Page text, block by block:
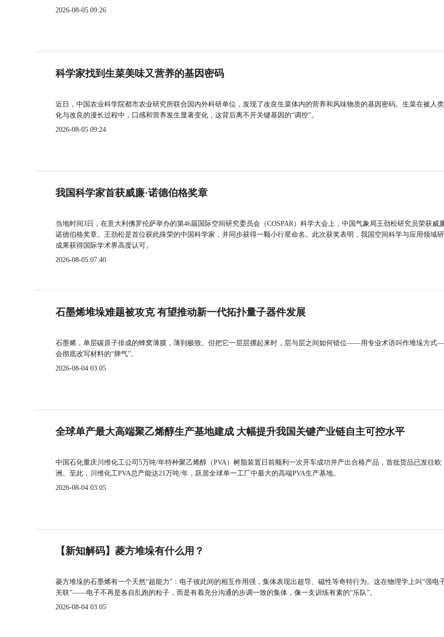
2026-08-05 09:26
科学家找到生菜美味又营养的基因密码
近日，中国农业科学院都市农业研究所联合国内外科研单位，发现了改良生菜体内的营养和风味物质的基因密码。生菜在被人
化与改良的漫长过程中，口感和营养发生显著变化，这背后离不开关键基因的“调控”。
2026-08-05 09:24
我国科学家首获威廉·诺德伯格奖章
当地时间3日，在意大利佛罗伦萨举办的第46届国际空间研究委员会（COSPAR）科学大会上，中国气象局王劲松研究员荣获威
诺德伯格奖章。王劲松是首位获此殊荣的中国科学家，并同步获得一颗小行星命名。此次获奖表明，我国空间科学与应用领域
成果获得国际学术界高度认可。
2026-08-05 07:40
石墨烯堆垛难题被攻克 有望推动新一代拓扑量子器件发展
石墨烯，单层碳原子排成的蜂窝薄膜，薄到极致。但把它一层层摞起来时，层与层之间如何错位——用专业术语叫作堆垛方
会彻底改写材料的“脾气”。
2026-08-04 03:05
全球单产最大高端聚乙烯醇生产基地建成 大幅提升我国关键产业链自主可控水平
中国石化重庆川维化工公司5万吨/年特种聚乙烯醇（PVA）树脂装置日前顺利一次开车成功并产出合格产品，首批货品已发往欧
洲。至此，川维化工PVA总产能达21万吨/年，跃居全球单一工厂中最大的高端PVA生产基地。
2026-08-04 03:05
【新知解码】菱方堆垛有什么用？
菱方堆垛的石墨烯有一个天然“超能力”：电子彼此间的相互作用强，集体表现出超导、磁性等奇特行为。这在物理学上叫“强电
关联”——电子不再是各自乱跑的粒子，而是有着充分沟通的步调一致的集体，像一支训练有素的“乐队”。
2026-08-04 03:05